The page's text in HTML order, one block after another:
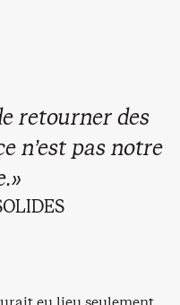
retourner des
n’est pas notre